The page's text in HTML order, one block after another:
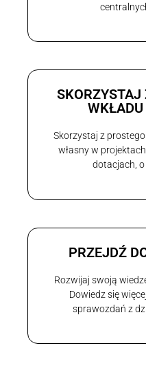
Skorzystaj z
własny w
dotacjach,
PRZEJDŹ
Rozwijaj swoją
Dowiedz się
sprawozdań z